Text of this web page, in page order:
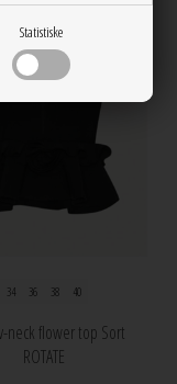
Statistiske
34 36 38 40
neck flower top Sort
ROTATE